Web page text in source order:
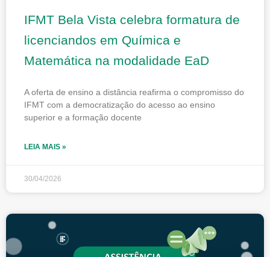
IFMT Bela Vista celebra formatura de
licenciandos em Química e
Matemática na modalidade EaD
A oferta de ensino a distância reafirma o compromisso do
IFMT com a democratização do acesso ao ensino
superior e a formação docente
LEIA MAIS »
30/04/2026